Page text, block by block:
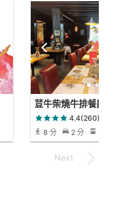
荳牛柴燒牛排餐廳
4.4(260)
8 分
2 分 8 分